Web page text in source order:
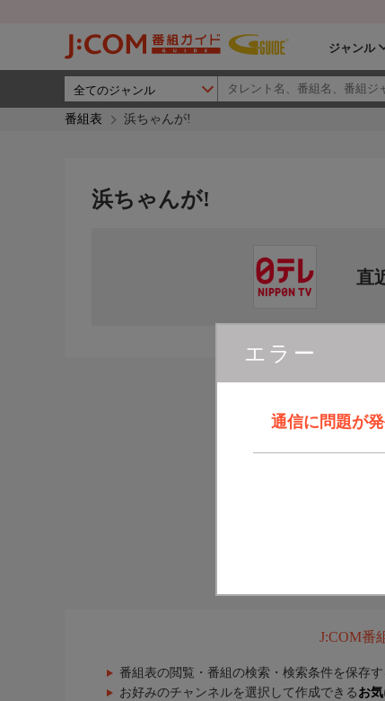
ジャンル
番組表 浜ちゃんが!
エラー
通信に問題が
浜ちゃんが!
直
J:COM番
番組表の閲覧・番組の検索・検索条件を保存
お好みのチャンネルを選択して作成できる お